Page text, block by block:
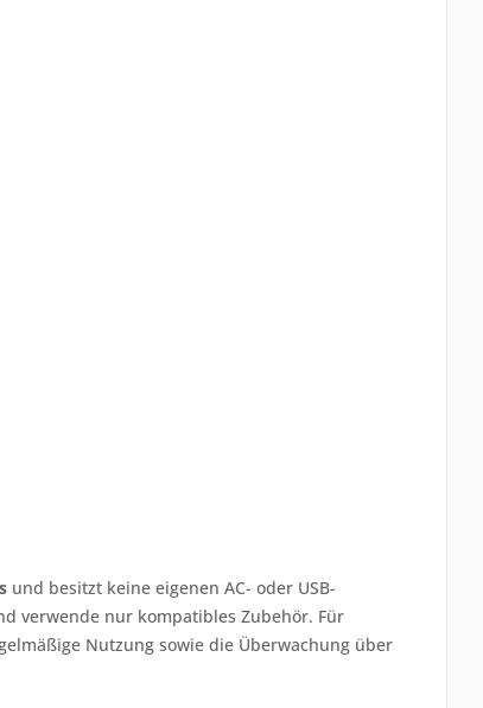
und besitzt keine eigenen AC- oder USB-
verwende nur kompatibles Zubehör. Für
Nutzung sowie die Überwachung über